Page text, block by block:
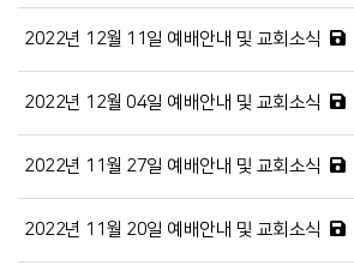
2022년 12월 11일 예배안내 및 교회소식
2022년 12월 04일 예배안내 및 교회소식
2022년 11월 27일 예배안내 및 교회소식
2022년 11월 20일 예배안내 및 교회소식